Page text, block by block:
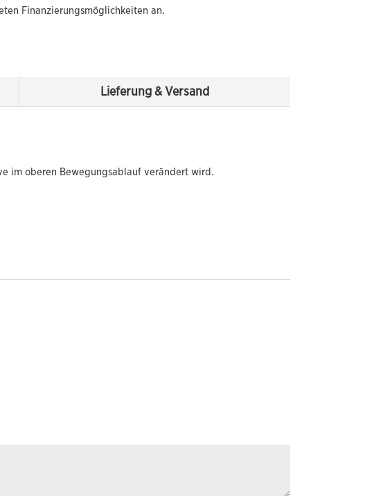
Finanzierungsmöglichkeiten an.
Lieferung & Versand
im oberen Bewegungsablauf verändert wird.